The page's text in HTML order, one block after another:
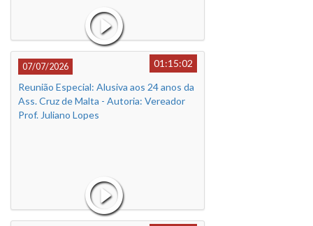
07/07/2026
01:15:02
Reunião Especial: Alusiva aos 24 anos da
Ass. Cruz de Malta - Autoria: Vereador
Prof. Juliano Lopes